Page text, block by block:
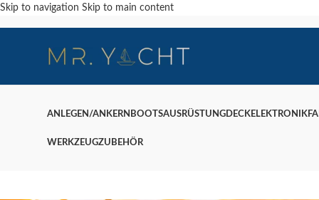
Skip to navigation Skip to main content
ANLEGEN/ANKERN BOOTSAUSRÜSTUNG DECK ELEKTRONIK
WERKZEUGZUBEHÖR